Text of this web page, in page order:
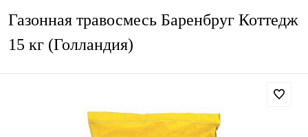
Газонная травосмесь Баренбруг Коттедж
15 кг (Голландия)